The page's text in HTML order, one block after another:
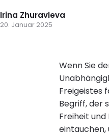
Irina Zhuravleva
20. Januar 2025
Wenn Sie
Freigeistes
Begriff, der
Freiheit und
eintauchen,